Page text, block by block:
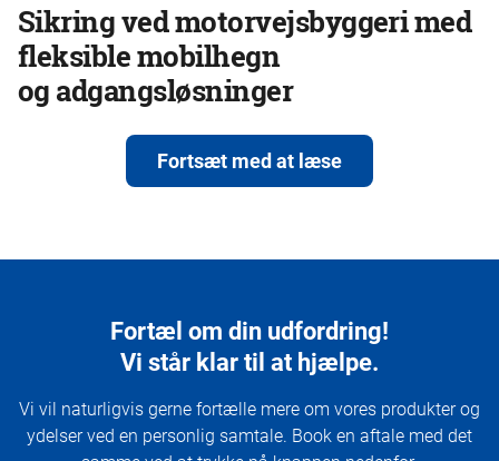
Sikring ved motorvejsbyggeri med
fleksible mobilhegn
og adgangsløsninger
Fortsæt med at læse
Fortæl om din udfordring!
Vi står klar til at hjælpe.
Vi vil naturligvis gerne fortælle mere om vores produkter og
ydelser ved en personlig samtale. Book en aftale med det